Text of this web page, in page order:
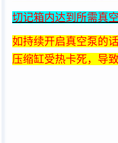
切记箱内达到所需真
如持续开启真空泵的
压缩缸受热卡死，导